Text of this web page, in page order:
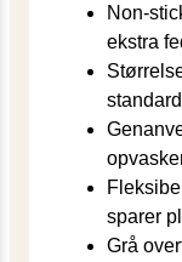
Non-
ekstra
sparer
Grå